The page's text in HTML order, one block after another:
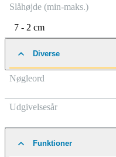
Slåhøjde (min-maks.)
7 - 2 cm
Diverse
Nøgleord
Udgivelsesår
Funktioner